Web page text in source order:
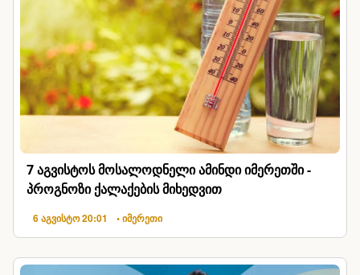
7 აგვისტოს მოსალოდნელი ამინდი იმერეთში -
პროგნოზი ქალაქების მიხედვით
6 აგვისტო 20:01 • იმერეთი